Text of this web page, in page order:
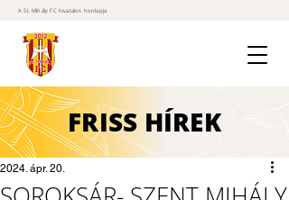
A St. Mihály FC hivatalos honlapja
FRISS HÍREK
2024. ápr. 20.